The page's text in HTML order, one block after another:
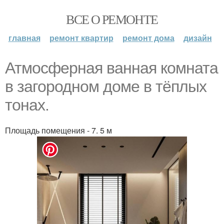
ВСЕ О РЕМОНТЕ
главная ремонт квартир ремонт дома дизайн
Атмосферная ванная комната
в загородном доме в тёплых
тонах.
Площадь помещения - 7. 5 м